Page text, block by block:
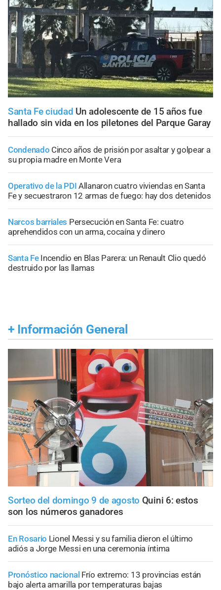
Santa Fe ciudad Un adolescente de 15 años fue
hallado sin vida en los piletones del Parque Garay
Condenado Cinco años de prisión por asaltar y golpear a
su propia madre en Monte Vera
Operativo de la PDI Allanaron cuatro viviendas en Santa
Fe y secuestraron 12 armas de fuego: hay dos detenidos
Narcos barriales Persecución en Santa Fe: cuatro
aprehendidos con un arma, cocaína y dinero
Santa Fe Incendio en Blas Parera: un Renault Clio quedó
destruido por las llamas
+ Información General
Sorteo del domingo 9 de agosto Quini 6: estos
son los números ganadores
En Rosario Lionel Messi y su familia dieron el último
adiós a Jorge Messi en una ceremonia íntima
Pronóstico nacional Frío extremo: 13 provincias están
bajo alerta amarilla por temperaturas bajas